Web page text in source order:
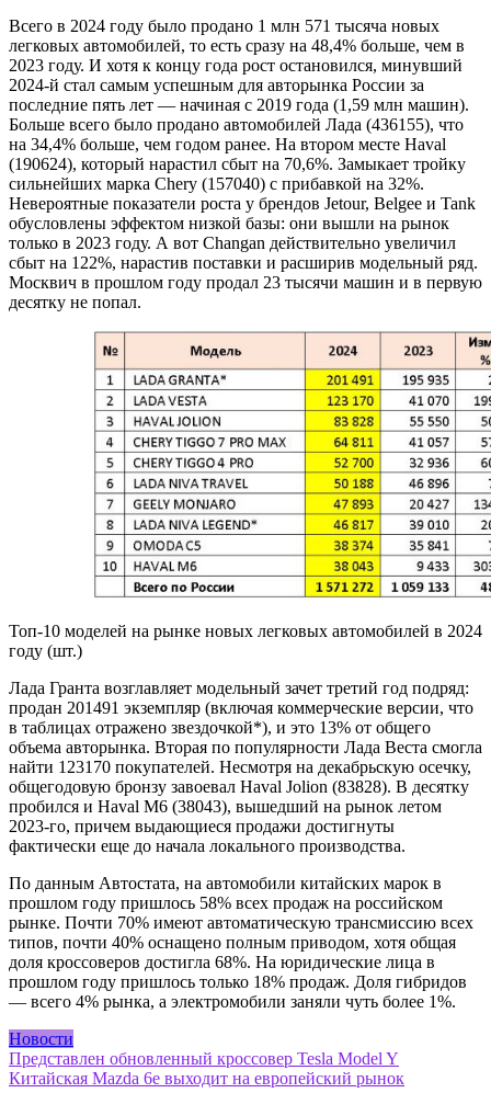
Всего в 2024 году было продано 1 млн 571 тысяча новых
легковых автомобилей, то есть сразу на 48,4% больше, чем в
2023 году. И хотя к концу года рост остановился, минувший
2024-й стал самым успешным для авторынка России за
последние пять лет — начиная с 2019 года (1,59 млн машин).
Больше всего было продано автомобилей Лада (436155), что
на 34,4% больше, чем годом ранее. На втором месте Haval
(190624), который нарастил сбыт на 70,6%. Замыкает тройку
сильнейших марка Chery (157040) с прибавкой на 32%.
Невероятные показатели роста у брендов Jetour, Belgee и Tank
обусловлены эффектом низкой базы: они вышли на рынок
только в 2023 году. А вот Changan действительно увеличил
сбыт на 122%, нарастив поставки и расширив модельный ряд.
Москвич в прошлом году продал 23 тысячи машин и в первую
десятку не попал.
Топ-10 моделей на рынке новых легковых автомобилей в 2024
году (шт.)
Лада Гранта возглавляет модельный зачет третий год подряд:
продан 201491 экземпляр (включая коммерческие версии, что
в таблицах отражено звездочкой*), и это 13% от общего
объема авторынка. Вторая по популярности Лада Веста смогла
найти 123170 покупателей. Несмотря на декабрьскую осечку,
общегодовую бронзу завоевал Haval Jolion (83828). В десятку
пробился и Haval M6 (38043), вышедший на рынок летом
2023-го, причем выдающиеся продажи достигнуты
фактически еще до начала локального производства.
По данным Автостата, на автомобили китайских марок в
прошлом году пришлось 58% всех продаж на российском
рынке. Почти 70% имеют автоматическую трансмиссию всех
типов, почти 40% оснащено полным приводом, хотя общая
доля кроссоверов достигла 68%. На юридические лица в
прошлом году пришлось только 18% продаж. Доля гибридов
— всего 4% рынка, а электромобили заняли чуть более 1%.
Новости
Навигация
Представлен обновленный кроссовер Tesla Model Y
Китайская Mazda 6e выходит на европейский рынок